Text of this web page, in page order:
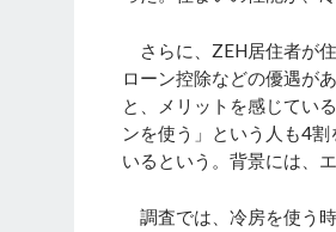
さらに、ZEH居住者が
ローン控除などの優遇が
と、メリットを感じてい
ンを使う」という人も4
いるという。背景には、
調査では、冷房を使う